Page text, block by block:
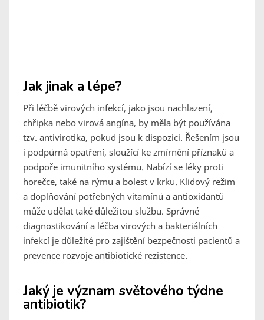
Jak jinak a lépe?
Při léčbě virových infekcí, jako jsou nachlazení,
chřipka nebo virová angína, by měla být používána
tzv. antivirotika, pokud jsou k dispozici. Řešením jsou
i podpůrná opatření, sloužící ke zmírnění příznaků a
podpoře imunitního systému. Nabízí se léky proti
horečce, také na rýmu a bolest v krku. Klidový režim
a doplňování potřebných vitamínů a antioxidantů
může udělat také důležitou službu. Správné
diagnostikování a léčba virových a bakteriálních
infekcí je důležité pro zajištění bezpečnosti pacientů a
prevence rozvoje antibiotické rezistence.
Jaký je význam světového týdne
antibiotik?